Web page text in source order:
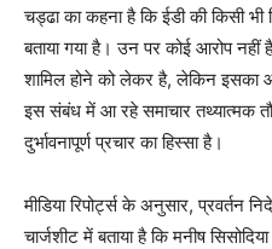
चड्ढा का कहना है कि ईडी की किसी भी
बताया गया है। उन पर कोई आरोप
शामिल होने को लेकर है, लेकिन इसका
इस संबंध में आ रहे समाचार तथ्यात्मक
दुर्भावनापूर्ण प्रचार का हिस्सा है।
मीडिया रिपोर्ट्स के अनुसार, प्रवर्तन
चार्जशीट में बताया है कि मनीष